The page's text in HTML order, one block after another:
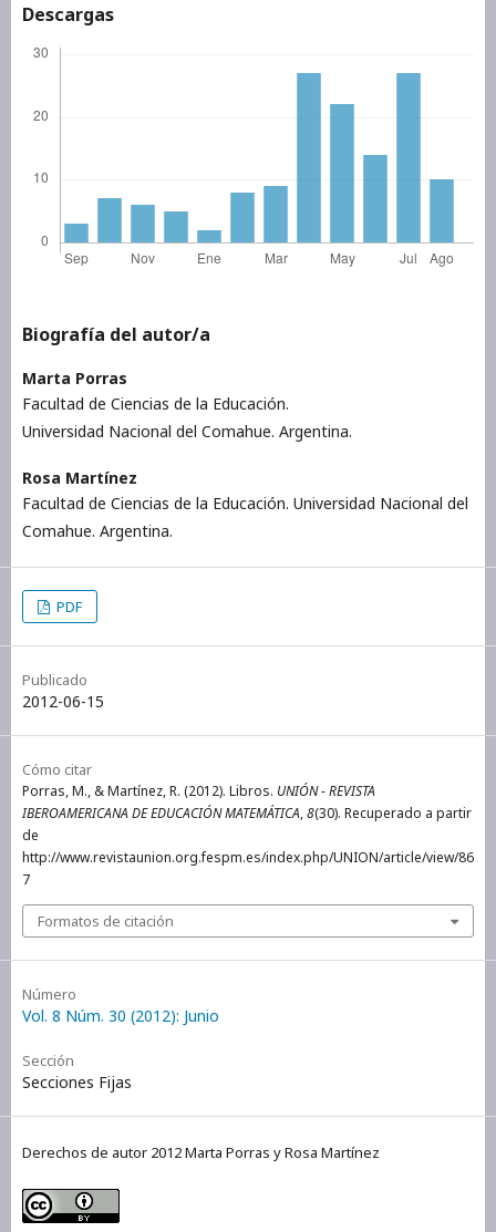
Descargas
Biografía del autor/a
Marta Porras
Facultad de Ciencias de la Educación.
Universidad Nacional del Comahue. Argentina.
Rosa Martínez
Facultad de Ciencias de la Educación. Universidad Nacional del
Comahue. Argentina.
PDF
Publicado
2012-06-15
Cómo citar
Porras, M., & Martínez, R. (2012). Libros. UNIÓN - REVISTA
IBEROAMERICANA DE EDUCACIÓN MATEMÁTICA,8(30). Recuperado a partir
de
http://www.revistaunion.org.fespm.es/index.php/UNION/article/view/86
7
Formatos de citación
Número
Vol. 8 Núm. 30 (2012): Junio
Sección
Secciones Fijas
Derechos de autor 2012 Marta Porras y Rosa Martínez